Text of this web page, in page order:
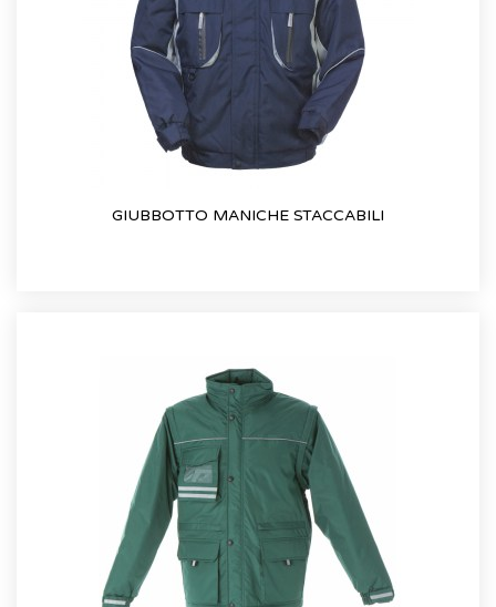
GIUBBOTTO MANICHE STACCABILI